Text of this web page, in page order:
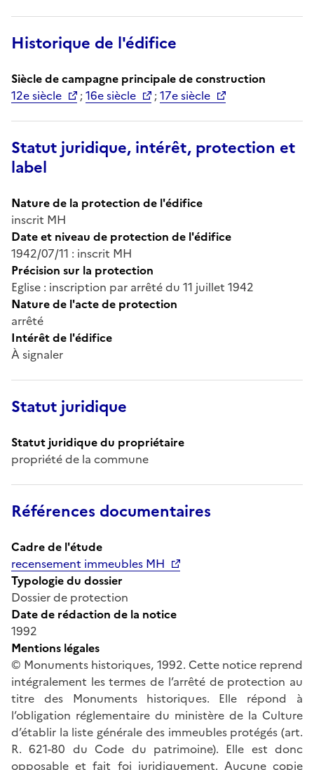
Historique de l'édifice
Siècle de campagne principale de construction
12e siècle
;16e siècle ;17e siècle
Statut juridique, intérêt, protection et
label
Nature de la protection de l'édifice
inscrit MH
Date et niveau de protection de l'édifice
1942/07/11 : inscrit MH
Précision sur la protection
Eglise : inscription par arrêté du 11 juillet 1942
Nature de l'acte de protection
arrêté
Intérêt de l'édifice
À signaler
Statut juridique
Statut juridique du propriétaire
propriété de la commune
Références documentaires
Cadre de l'étude
recensement immeubles MH
Typologie du dossier
Dossier de protection
Date de rédaction de la notice
1992
Mentions légales
© Monuments historiques, 1992. Cette notice reprend
intégralement les termes de l’arrêté de protection au
titre des Monuments historiques. Elle répond à
l’obligation réglementaire du ministère de la Culture
d’établir la liste générale des immeubles protégés (art.
R. 621-80 du Code du patrimoine). Elle est donc
opposable et fait foi juridiquement. Aucune copie